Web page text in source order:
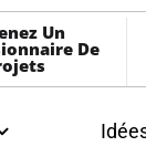
Un
De